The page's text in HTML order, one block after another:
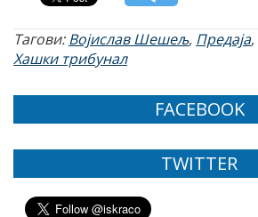
Тагови:Војислав Шешељ, Предаја,
Хашки трибунал
FACEBOOK
TWITTER